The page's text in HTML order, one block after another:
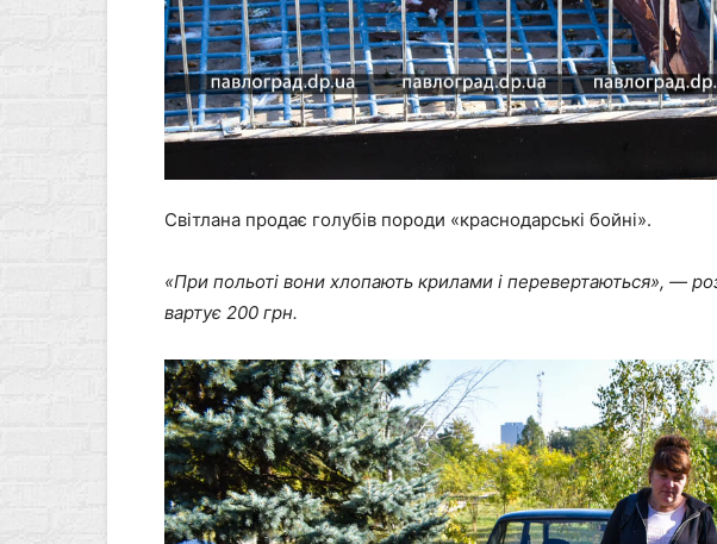
Світлана продає голубів породи «краснодарські бойні».
«При польоті вони хлопають крилами і перевертаються», —
вартує 200 грн.